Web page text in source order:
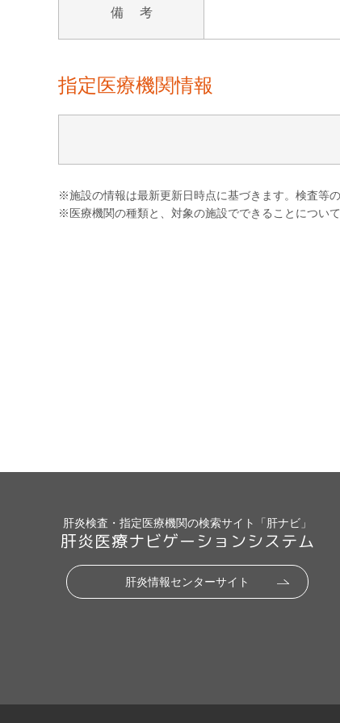
備 考
指定医療機関情報
※施設の情報は最新更新日時点に基づきます。検査等
※医療機関の種類と、対象の施設でできることについ
肝炎検査・指定医療機関の検索サイト「肝ナビ」
肝炎医療ナビゲーションシステム
肝炎情報センターサイト